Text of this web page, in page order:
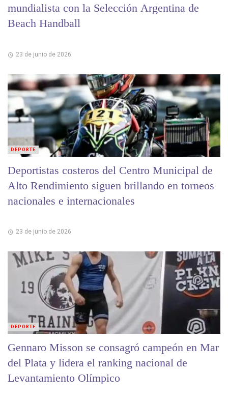
mundialista con la Selección Argentina de
Beach Handball
23 de junio de 2026
Deportistas costeros del Centro Municipal de
Alto Rendimiento siguen brillando en torneos
nacionales e internacionales
23 de junio de 2026
DEPORTE
Gennaro Misson se consagró campeón en Mar
del Plata y lidera el ranking nacional de
Levantamiento Olímpico
DEPORTE